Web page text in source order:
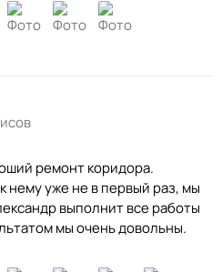
ремонт коридора.
нему уже не в первый раз, мы
выполнит все работы
мы очень довольны.